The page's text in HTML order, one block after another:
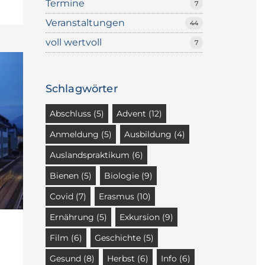
Termine 7
Veranstaltungen 44
voll wertvoll 7
Schlagwörter
Abschluss(5) Advent (12)
Anmeldung (5) Ausbildung (4)
Auslandspraktikum (6)
Bienen(5) Biologie(9)
Covid (7) Erasmus(10)
Ernährung (5) Exkursion(9)
Film (6) Geschichte(5)
Gesund (8) Herbst (6) Info (6)